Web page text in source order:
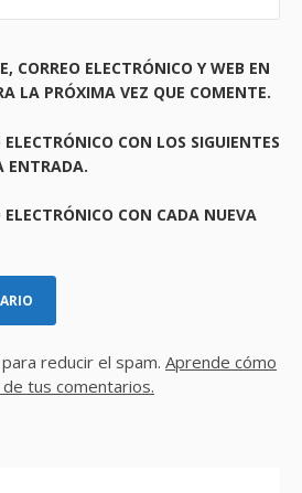
CORREO ELECTRÓNICO Y WEB EN
LA PRÓXIMA VEZ QUE COMENTE.
ELECTRÓNICO CON LOS SIGUIENTES
ENTRADA.
ELECTRÓNICO CON CADA NUEVA
reducir el spam. Aprende cómo
tus comentarios.